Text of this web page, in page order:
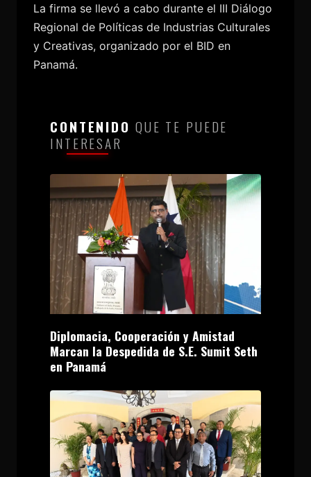
La firma se llevó a cabo durante el III Diálogo
Regional de Políticas de Industrias Culturales
y Creativas, organizado por el BID en
Panamá.
CONTENIDO QUE TE PUEDE
INTERESAR
Diplomacia, Cooperación y Amistad
Marcan la Despedida de S.E. Sumit Seth
en Panamá